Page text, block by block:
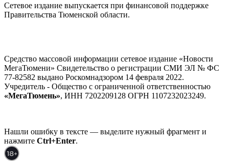
Сетевое издание выпускается при финансовой поддержке
Правительства Тюменской области.
Средство массовой информации сетевое издание «Новости
МегаТюмени» Свидетельство о регистрации СМИ ЭЛ № ФС
77-82582 выдано Роскомнадзором 14 февраля 2022.
Учредитель - Общество с ограниченной ответственностью
«МегаТюмень», ИНН 7202209128 ОГРН 1107232023249.
Нашли ошибку в тексте — выделите нужный фрагмент и
нажмите Ctrl+Enter.